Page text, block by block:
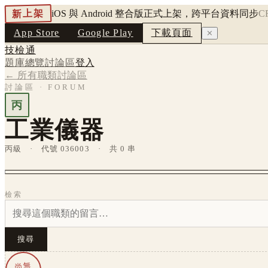
新上架 iOS 與 Android 整合版正式上架，跨平台資料同步
App Store
Google Play 下載頁面 ✕
技檢通
題庫總覽討論區登入
← 所有職類討論區
討論區 · FORUM
丙
工業儀器
丙級 · 代號 036003 · 共 0 串
檢索
搜尋